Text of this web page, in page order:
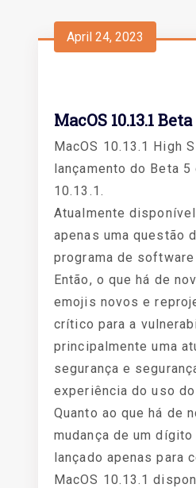
April 24, 2023
MacOS 10.13.1
MacOS 10.13.1 High
lançamento do Beta
10.13.1.
Atualmente
apenas uma questão
programa de
Então, o que há de
emojis novos e
crítico para a
principalmente uma
segurança e
experiência do uso do
Quanto ao que há de
mudança de um
lançado apenas para
MacOS 10.13.1